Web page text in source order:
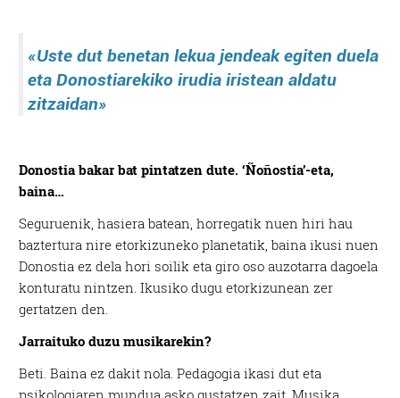
«Uste dut benetan lekuajendeak egiten duela
etaDonostiarekiko irudiairistean aldatu
zitzaidan»
Donostia bakar bat pintatzen dute. ‘Ñoñostia’-eta,
baina…
Seguruenik, hasiera batean, horregatik nuen hiri hau
baztertura nire etorkizuneko planetatik, baina ikusi nuen
Donostia ez dela hori soilik eta giro oso auzotarra dagoela
konturatu nintzen. Ikusiko dugu etorkizunean zer
gertatzen den.
Jarraituko duzu musikarekin?
Beti. Baina ez dakit nola. Pedagogia ikasi dut eta